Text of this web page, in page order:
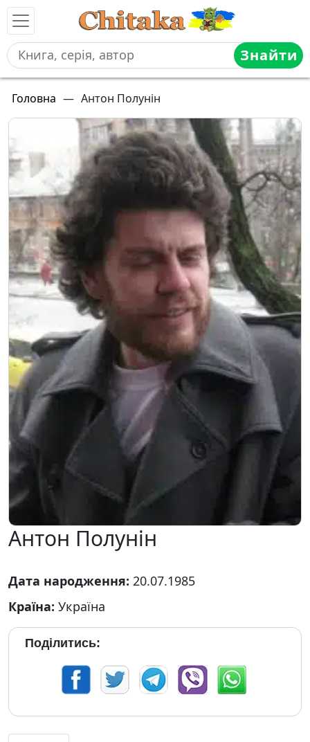
Знайти
Головна — Антон Полунін
Антон Полунін
Дата народження: 20.07.1985
Країна: Україна
Поділитись: